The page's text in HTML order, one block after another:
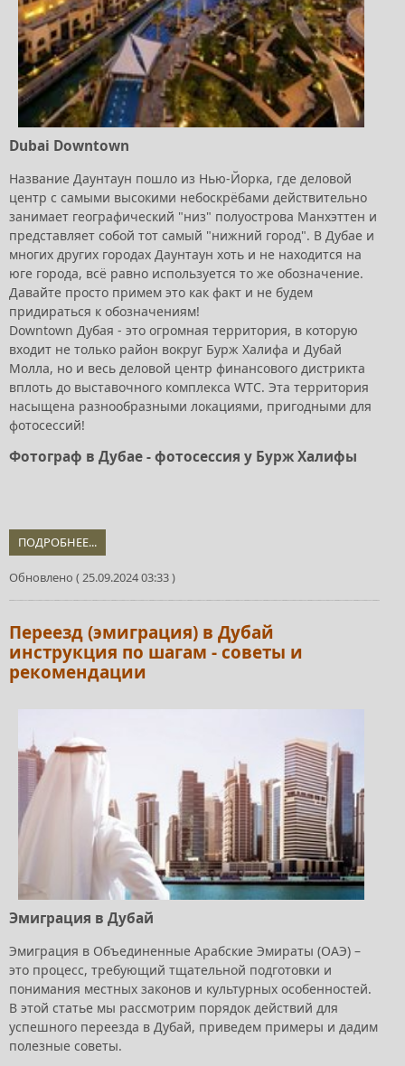
Dubai Downtown
Название Даунтаун пошло из Нью-Йорка, где деловой
центр с самыми высокими небоскрёбами действительно
занимает географический "низ" полуострова Манхэттен и
представляет собой тот самый "нижний город". В Дубае и
многих других городах Даунтаун хоть и не находится на
юге города, всё равно используется то же обозначение.
Давайте просто примем это как факт и не будем
придираться к обозначениям!
Downtown Дубая - это огромная территория, в которую
входит не только район вокруг Бурж Халифа и Дубай
Молла, но и весь деловой центр финансового дистрикта
вплоть до выставочного комплекса WTC. Эта территория
насыщена разнообразными локациями, пригодными для
фотосессий!
Фотограф в Дубае - фотосессия у Бурж Халифы
ПОДРОБНЕЕ...
Обновлено ( 25.09.2024 03:33 )
Переезд (эмиграция) в Дубай
инструкция по шагам - советы и
рекомендации
Эмиграция в Дубай
Эмиграция в Объединенные Арабские Эмираты (ОАЭ) –
это процесс, требующий тщательной подготовки и
понимания местных законов и культурных особенностей.
В этой статье мы рассмотрим порядок действий для
успешного переезда в Дубай, приведем примеры и дадим
полезные советы.